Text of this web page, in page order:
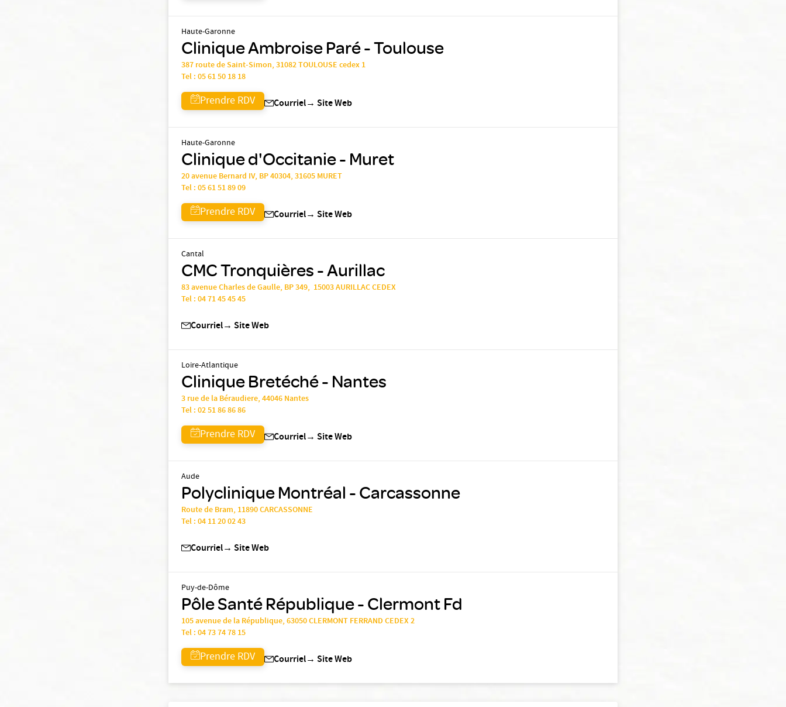
Haute-Garonne
Clinique Ambroise Paré - Toulouse
387 route de Saint-Simon, 31082 TOULOUSE cedex 1
Tel :05 61 50 18 18
Prendre RDV Courriel→ Site Web
Haute-Garonne
Clinique d'Occitanie - Muret
20 avenue Bernard IV, BP 40304, 31605 MURET
Tel :05 61 51 89 09
Prendre RDV Courriel→ Site Web
Cantal
CMC Tronquières - Aurillac
83 avenue Charles de Gaulle, BP 349, 15003 AURILLAC CEDEX
Tel :04 71 45 45 45
Courriel→ Site Web
Loire-Atlantique
Clinique Bretéché - Nantes
3 rue de la Béraudiere, 44046 Nantes
Tel :02 51 86 86 86
Prendre RDV Courriel→ Site Web
Aude
Polyclinique Montréal - Carcassonne
Route de Bram, 11890 CARCASSONNE
Tel :04 11 20 02 43
Courriel→ Site Web
Puy-de-Dôme
Pôle Santé République - Clermont Fd
105 avenue de la République, 63050 CLERMONT FERRAND CEDEX 2
Tel :04 73 74 78 15
Prendre RDV Courriel→ Site Web